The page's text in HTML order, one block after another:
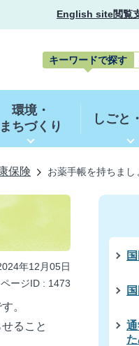
English site閲覧
キーワードで探す
ワ
ー
索
環境・
まちづくり
しごと
保険 お薬手帳を持ちまし
年12月05日
ページID : 1473
。
ること